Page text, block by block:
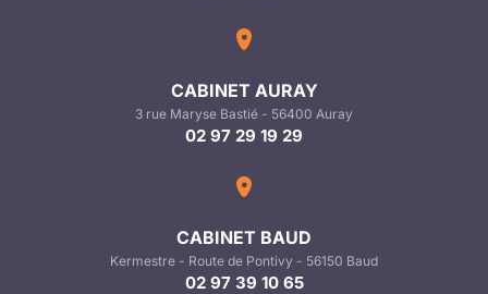
CABINET AURAY
3 rue Maryse Bastié - 56400 Auray
02 97 29 19 29
CABINET BAUD
Kermestre - Route de Pontivy - 56150 Baud
02 97 39 10 65